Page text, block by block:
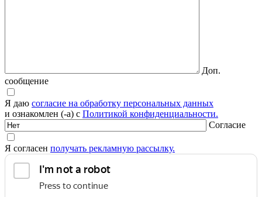
Доп.
сообщение
Я даю согласие на обработку персональных данных
и ознакомлен (-а) с Политикой конфиденциальности.
Согласие
Я согласен получать рекламную рассылку.